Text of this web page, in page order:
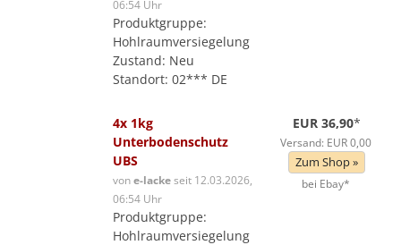
06:54 Uhr
Produktgruppe:
Hohlraumversiegelung
Zustand: Neu
Standort: 02*** DE
4x 1kg
Unterbodenschutz
UBS
vone-lackeseit 12.03.2026,
06:54 Uhr
Produktgruppe:
Hohlraumversiegelung
EUR 36,90*
Versand: EUR 0,00
Zum Shop »
bei Ebay*